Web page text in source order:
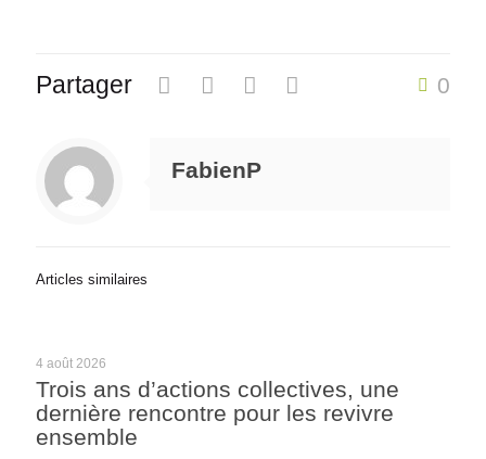
Partager 0
FabienP
Articles similaires
4 août 2026
Trois ans d’actions collectives, une
dernière rencontre pour les revivre
ensemble